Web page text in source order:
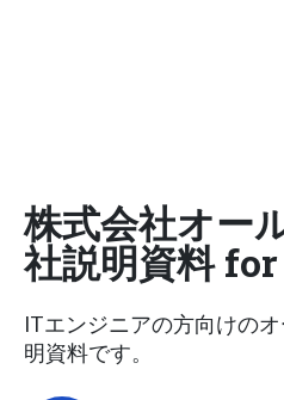
株式会社オー
社説明資料
ITエンジニアの方向けの
明資料です。